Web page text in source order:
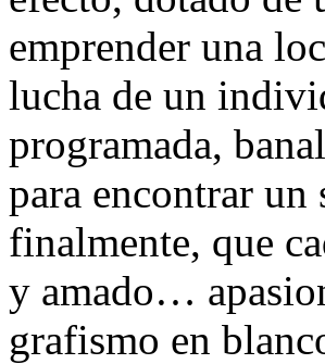
emprender una
lucha de un
programada,
para encontrar
finalmente, que
y amado…
grafismo en